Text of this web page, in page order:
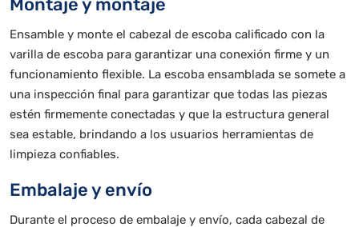
Montaje y montaje
Ensamble y monte el cabezal de escoba calificado con la
varilla de escoba para garantizar una conexión firme y un
funcionamiento flexible. La escoba ensamblada se somete a
una inspección final para garantizar que todas las piezas
estén firmemente conectadas y que la estructura general
sea estable, brindando a los usuarios herramientas de
limpieza confiables.
Embalaje y envío
Durante el proceso de embalaje y envío, cada cabezal de